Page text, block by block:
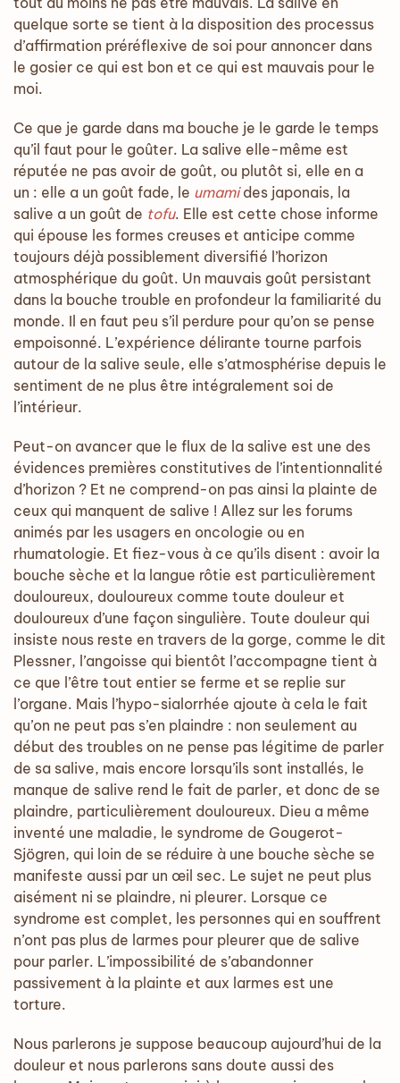
quelque sorte se tient à la disposition des processus
d’affirmation préréflexive de soi pour annoncer dans
le gosier ce qui est bon et ce qui est mauvais pour le
moi.
Ce que je garde dans ma bouche je le garde le temps
qu’il faut pour le goûter. La salive elle-même est
réputée ne pas avoir de goût, ou plutôt si, elle en a
un : elle a un goût fade, le umamides japonais, la
salive a un goût de tofu. Elle est cette chose informe
qui épouse les formes creuses et anticipe comme
toujours déjà possiblement diversifié l’horizon
atmosphérique du goût. Un mauvais goût persistant
dans la bouche trouble en profondeur la familiarité du
monde. Il en faut peu s’il perdure pour qu’on se pense
empoisonné. L’expérience délirante tourne parfois
autour de la salive seule, elle s’atmosphérise depuis le
sentiment de ne plus être intégralement soi de
l’intérieur.
Peut-on avancer que le flux de la salive est une des
évidences premières constitutives de l’intentionnalité
d’horizon ? Et ne comprend-on pas ainsi la plainte de
ceux qui manquent de salive ! Allez sur les forums
animés par les usagers en oncologie ou en
rhumatologie. Et fiez-vous à ce qu’ils disent : avoir la
bouche sèche et la langue rôtie est particulièrement
douloureux, douloureux comme toute douleur et
douloureux d’une façon singulière. Toute douleur qui
insiste nous reste en travers de la gorge, comme le dit
Plessner, l’angoisse qui bientôt l’accompagne tient à
ce que l’être tout entier se ferme et se replie sur
l’organe. Mais l’hypo-sialorrhée ajoute à cela le fait
qu’on ne peut pas s’en plaindre : non seulement au
début des troubles on ne pense pas légitime de parler
de sa salive, mais encore lorsqu’ils sont installés, le
manque de salive rend le fait de parler, et donc de se
plaindre, particulièrement douloureux. Dieu a même
inventé une maladie, le syndrome de Gougerot-
Sjögren, qui loin de se réduire à une bouche sèche se
manifeste aussi par un œil sec. Le sujet ne peut plus
aisément ni se plaindre, ni pleurer. Lorsque ce
syndrome est complet, les personnes qui en souffrent
n’ont pas plus de larmes pour pleurer que de salive
pour parler. L’impossibilité de s’abandonner
passivement à la plainte et aux larmes est une
torture.
Nous parlerons je suppose beaucoup aujourd’hui de la
douleur et nous parlerons sans doute aussi des